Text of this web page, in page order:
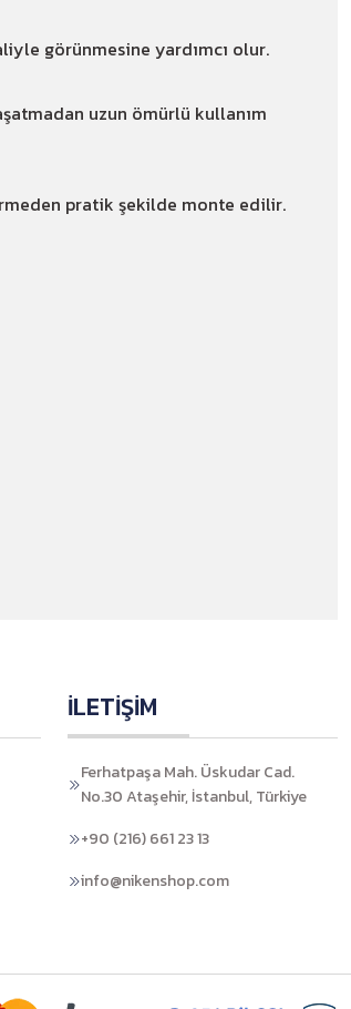
görünmesine yardımcı olur.
uzun ömürlü kullanım
pratik şekilde monte edilir.
İLETİŞİM
Ferhatpaşa Mah. Üskudar Cad.
No.30 Ataşehir, İstanbul, Türkiye
+90 (216) 661 23 13
info@nikenshop.com